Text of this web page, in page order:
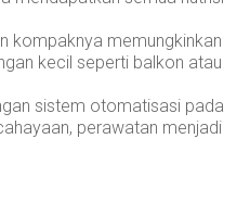
kompaknya memungkinkan
kecil seperti balkon atau
sistem otomatisasi pada
perawatan menjadi